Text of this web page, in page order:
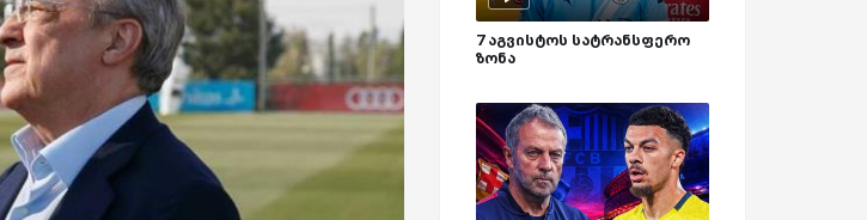
7 აგვისტოს სატრანსფერო
ზონა